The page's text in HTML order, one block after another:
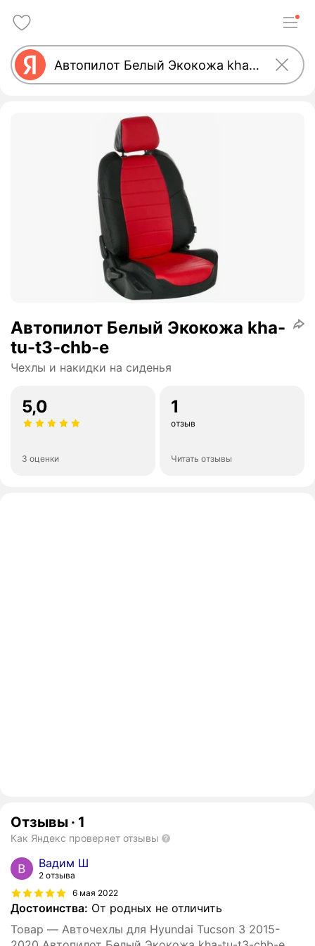
Автопилот Белый Экокожа kha-
tu-t3-chb-e
Чехлы и накидки на сиденья
5,0
3 оценки
1
отзыв
Читать отзывы
Отзывы · 1
Как Яндекс проверяет отзывы
Вадим Ш
2 отзыва
6 мая 2022
Достоинства: От родных не отличить
Товар — Авточехлы для Hyundai Tucson 3 2015-